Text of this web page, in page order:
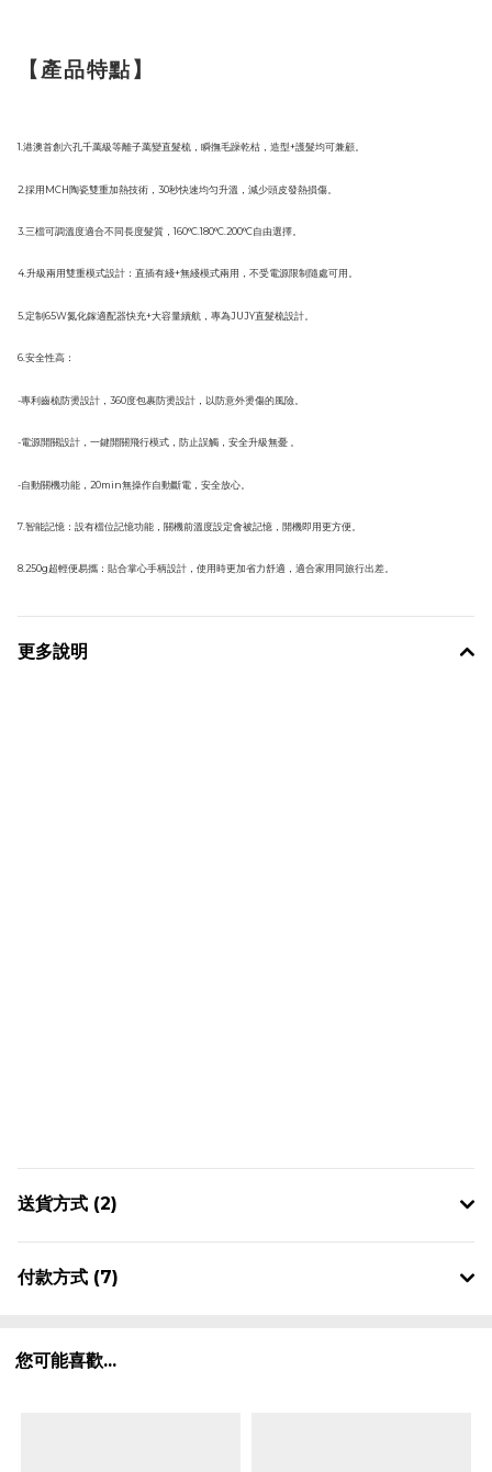
【產品特點】
1.港澳首創六孔千萬級等離子萬變直髮梳，瞬撫毛躁乾枯，造型+護髮均可兼顧。
2.採用MCH陶瓷雙重加熱技術，30秒快速均匀升溫，減少頭皮發熱損傷。
3.三檔可調溫度適合不同長度髮質，160°C.180°C.200°C自由選擇。
4.升級兩用雙重模式設計：直插有綫+無綫模式兩用，不受電源限制隨處可用。
5.定制65W氮化鎵適配器快充+大容量續航，專為JUJY直髮梳設計。
6.安全性高：
-專利齒梳防燙設計，360度包裹防燙設計，以防意外燙傷的風險。
-電源開關設計，一鍵開關飛行模式，防止誤觸，安全升級無憂 。
-自動關機功能，20min無操作自動斷電，安全放心。
7.智能記憶：設有檔位記憶功能，關機前溫度設定會被記憶，開機即用更方便。
8.250g超輕便易攜：貼合掌心手柄設計，使用時更加省力舒適，適合家用同旅行出差。
更多說明
送貨方式 (2)
付款方式 (7)
您可能喜歡...